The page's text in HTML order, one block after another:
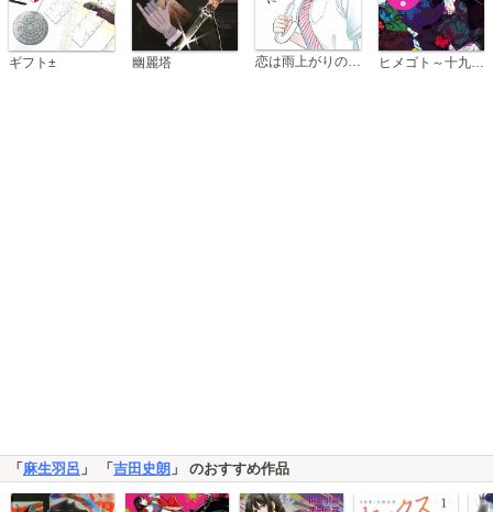
ギフト± 幽麗塔 恋は雨上がりのように
「 麻生羽呂 」 「 吉田史朗 」 のおすすめ作品